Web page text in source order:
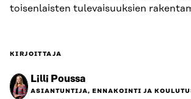
toisenlaisten tulevaisuuksien
KIRJOITTAJA
Lilli Poussa
ASIANTUNTIJA, ENNAKOINTI JA